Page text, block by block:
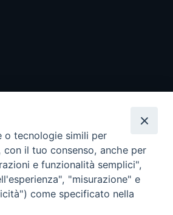
- Tutti i diritti riservati - Vita
o tecnologie simili per
il tuo consenso, anche per
e funzionalità semplici",
"misurazione" e
come specificato nella